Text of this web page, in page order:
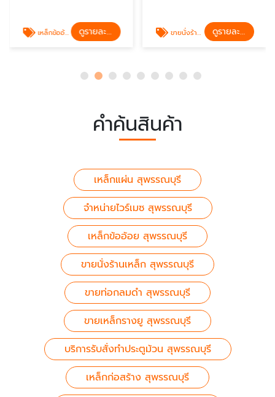
เหล็กข้ออ้อย สุพรรณบุรี ดูรายละเอียด ขายนั่งร้านเหล็ก สุพรรณบุรี ดูรายละเอียด
คำค้นสินค้า
เหล็กแผ่น สุพรรณบุรี
จำหน่ายไวร์เมซ สุพรรณบุรี
เหล็กข้ออ้อย สุพรรณบุรี
ขายนั่งร้านเหล็ก สุพรรณบุรี
ขายท่อกลมดำ สุพรรณบุรี
ขายเหล็กรางยู สุพรรณบุรี
บริการรับสั่งทำประตูม้วน สุพรรณบุรี
เหล็กก่อสร้าง สุพรรณบุรี